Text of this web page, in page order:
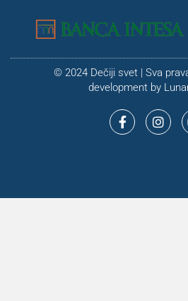
© 2024 Dečiji svet | Sva
development by